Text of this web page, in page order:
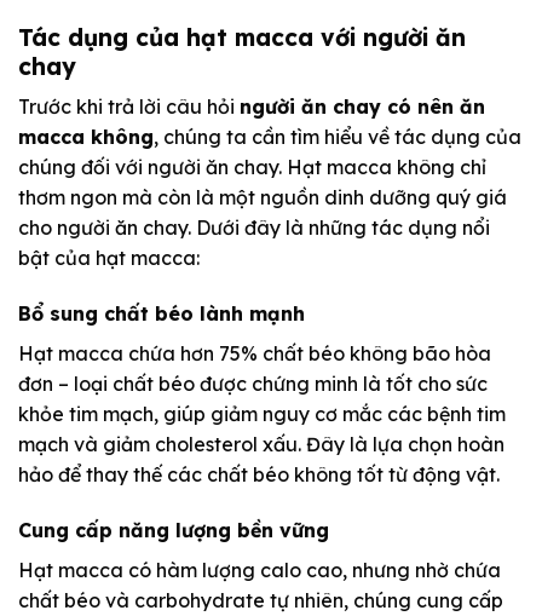
Tác dụng của hạt macca với người ăn
chay
Trước khi trả lời câu hỏi người ăn chay có nên ăn
macca không, chúng ta cần tìm hiểu về tác dụng của
chúng đối với người ăn chay. Hạt macca không chỉ
thơm ngon mà còn là một nguồn dinh dưỡng quý giá
cho người ăn chay. Dưới đây là những tác dụng nổi
bật của hạt macca:
Bổ sung chất béo lành mạnh
Hạt macca chứa hơn 75% chất béo không bão hòa
đơn – loại chất béo được chứng minh là tốt cho sức
khỏe tim mạch, giúp giảm nguy cơ mắc các bệnh tim
mạch và giảm cholesterol xấu. Đây là lựa chọn hoàn
hảo để thay thế các chất béo không tốt từ động vật.
Cung cấp năng lượng bền vững
Hạt macca có hàm lượng calo cao, nhưng nhờ chứa
chất béo và carbohydrate tự nhiên, chúng cung cấp